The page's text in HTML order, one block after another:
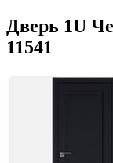
Дверь 1U
11541